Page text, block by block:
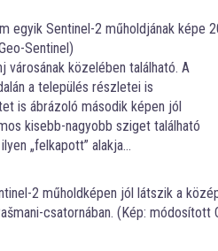
egyik Sentinel-2 műholdjának
Sentinel)
városának közelében található. A
a település részletei is
is ábrázoló második képen jól
kisebb-nagyobb sziget található
„felkapott” alakja…
2 műholdképen jól látszik a
csatornában. (Kép: